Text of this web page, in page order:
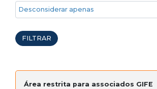
Desconsiderar apenas ações emergenciais
FILTRAR
Área restrita para associados GIFE